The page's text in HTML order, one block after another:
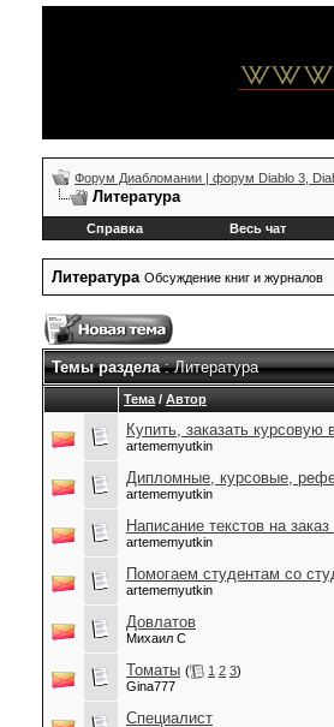
Форум Диабломании | форум Diablo 3,
Литература
Справка Весь чат
Литература Обсуждение книг и журналов
Темы раздела: Литература
Тема / Автор
Купить, заказать курсовую
artememyutkin
Дипломные, курсовые,
artememyutkin
Написание текстов на
artememyutkin
Помогаем студентам со
artememyutkin
Довлатов
Михаил С
Томаты ( 1 2 3)
Gina777
Cпециалист